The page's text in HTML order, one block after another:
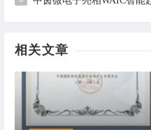
相关文章